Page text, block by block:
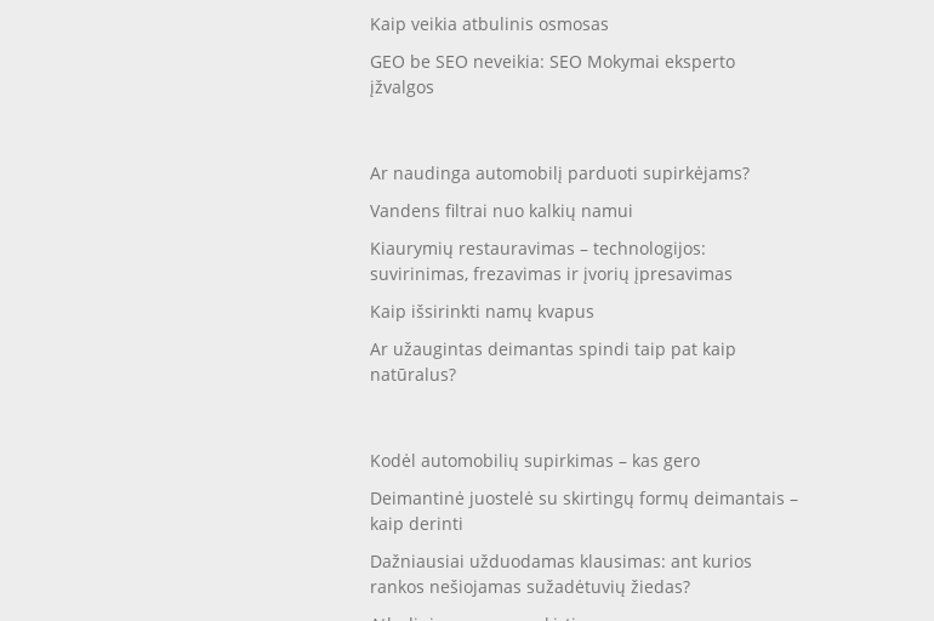
Kaip veikia atbulinis osmosas
GEO be SEO neveikia: SEO Mokymai eksperto
įžvalgos
Ar naudinga automobilį parduoti supirkėjams?
Vandens filtrai nuo kalkių namui
Kiaurymių restauravimas – technologijos:
suvirinimas, frezavimas ir įvorių įpresavimas
Kaip išsirinkti namų kvapus
Ar užaugintas deimantas spindi taip pat kaip
natūralus?
Kodėl automobilių supirkimas – kas gero
Deimantinė juostelė su skirtingų formų deimantais –
kaip derinti
Dažniausiai užduodamas klausimas: ant kurios
rankos nešiojamas sužadėtuvių žiedas?